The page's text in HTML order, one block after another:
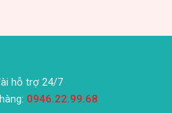
hỗ trợ 24/7
0946.22.99.68